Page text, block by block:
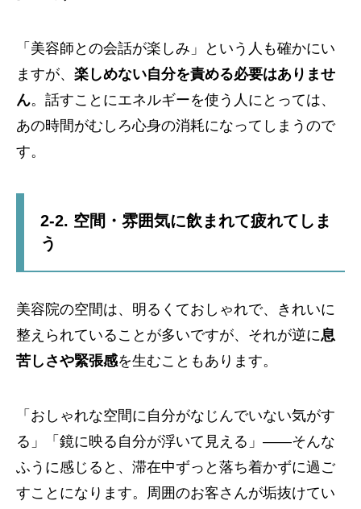
「美容師との会話が楽しみ」という人も確かにい
ますが、 楽しめない自分を責める必要はありませ
ん。話すことにエネルギーを使う人にとっては、
あの時間がむしろ心身の消耗になってしまうので
す。
2-2. 空間・雰囲気に飲まれて疲れてしま
う
美容院の空間は、明るくておしゃれで、きれいに
整えられていることが多いですが、それが逆に息
苦しさや緊張感を生むこともあります。
「おしゃれな空間に自分がなじんでいない気がす
る」「鏡に映る自分が浮いて見える」――そんな
ふうに感じると、滞在中ずっと落ち着かずに過ご
すことになります。周囲のお客さんが垢抜けてい